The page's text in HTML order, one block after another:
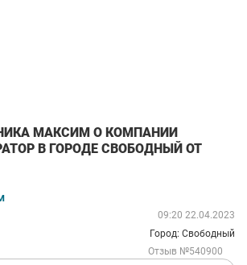
МАКСИМ О КОМПАНИИ
В ГОРОДЕ СВОБОДНЫЙ ОТ
09:20 22.04.2023
Город: Свободный
Отзыв №540900